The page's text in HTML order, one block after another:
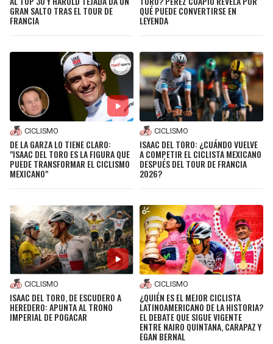
GRAN SALTO TRAS EL TOUR DE
FRANCIA
QUÉ PUEDE CONVERTIRSE EN
LEYENDA
CICLISMO
DE LA GARZA LO TIENE CLARO:
"ISAAC DEL TORO ES LA FIGURA QUE
PUEDE TRANSFORMAR EL CICLISMO
MEXICANO"
CICLISMO
ISAAC DEL TORO: ¿CUÁNDO VUELVE
A COMPETIR EL CICLISTA MEXICANO
DESPUÉS DEL TOUR DE FRANCIA
2026?
CICLISMO
ISAAC DEL TORO, DE ESCUDERO A
HEREDERO: APUNTA AL TRONO
IMPERIAL DE POGACAR
CICLISMO
¿QUIÉN ES EL MEJOR CICLISTA
LATINOAMERICANO DE LA HISTORIA?
EL DEBATE QUE SIGUE VIGENTE
ENTRE NAIRO QUINTANA, CARAPAZ Y
EGAN BERNAL